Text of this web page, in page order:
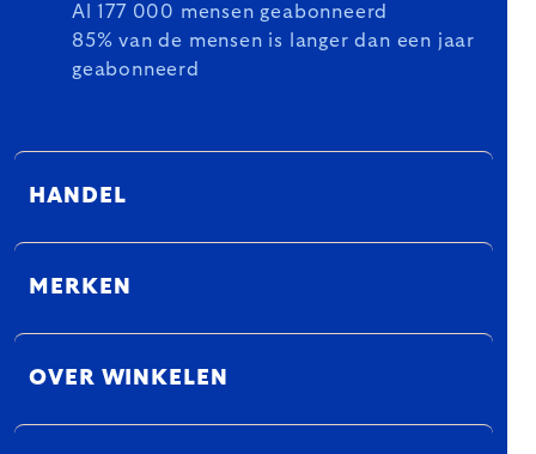
Al 177 000 mensen geabonneerd
85% van de mensen is langer dan een jaar
geabonneerd
HANDEL
MERKEN
OVER WINKELEN